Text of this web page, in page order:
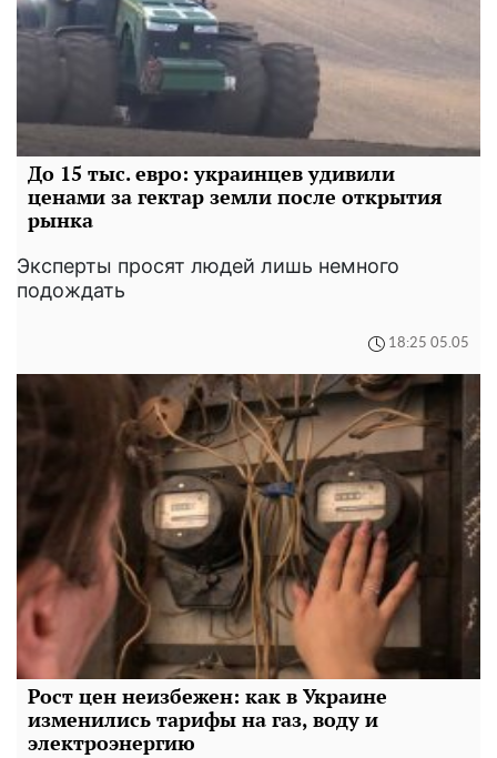
До 15 тыс. евро: украинцев удивили
ценами за гектар земли после открытия
рынка
Эксперты просят людей лишь немного
подождать
18:25 05.05
Рост цен неизбежен: как в Украине
изменились тарифы на газ, воду и
электроэнергию